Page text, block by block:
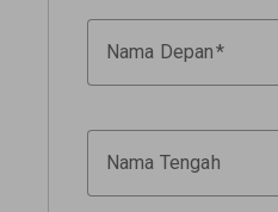
Nama Depan
Nama Tengah